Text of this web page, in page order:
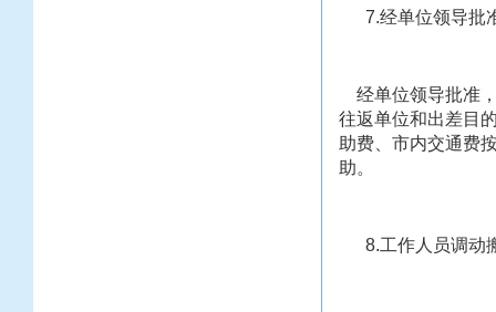
7.经单位领导批
经单位领导批准
往返单位和出差目
助费、市内交通费
助。
8.工作人员调动